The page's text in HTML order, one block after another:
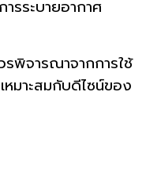
รระบายอากาศ
รพิจารณาจากการใช้
มาะสมกับดีไซน์ของ